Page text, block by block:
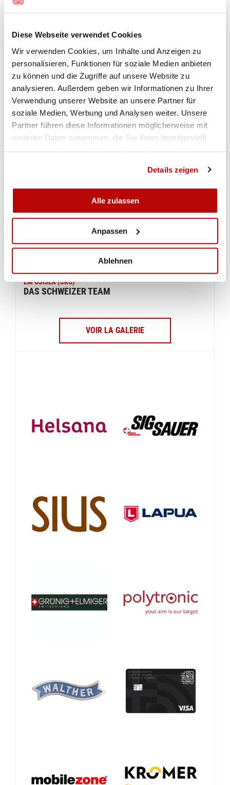
Diese Webseite verwendet Cookies
Wir verwenden Cookies, um Inhalte und Anzeigen zu
personalisieren, Funktionen für soziale Medien anbieten
zu können und die Zugriffe auf unsere Website zu
analysieren. Außerdem geben wir Informationen zu Ihrer
Verwendung unserer Website an unsere Partner für
soziale Medien, Werbung und Analysen weiter. Unsere
Partner führen diese Informationen möglicherweise mit
weiteren Daten zusammen, die Sie ihnen bereitgestellt
Details zeigen
Alle zulassen
Anpassen
Ablehnen
Einiges zuzutrauen ist den Schweizer Juniorinnen
an internationalen Grossanlässen regelmässig
den Sprung ins Final. So holte der Jugend-
Olympia-Dritte am H&N Cup die Goldmedaille, an
den Schweizermeisterschaften sicherte sich Solari
mit einem neuen Schweizerrekord den Meistertitel.
Hoffnungen dürfen die Schweizer
Schiesssportfans auch in Anna Bastian setzen –
das Nachwuchstalent zeigt am H&N Cup mit
einem 11. Rang und 567 Punkten ebenfalls eine
Bei den Juniorinnen und Junioren Gewehr 10m
und Sven Riedo die Schweizer Farben tragen.
EM OSIJEK (CRO)
DAS SCHWEIZER TEAM
VOIR LA GALERIE